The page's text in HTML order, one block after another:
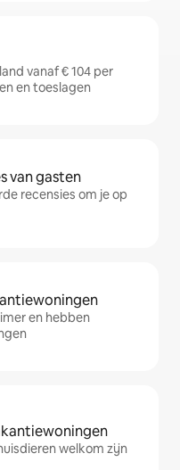
vanaf € 104 per
en toeslagen
van gasten
recensies om je op
en hebben
welkom zijn